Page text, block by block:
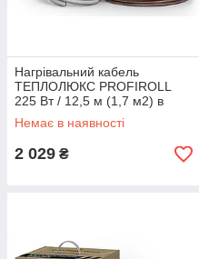
Нагрівальний кабель
ТЕПЛОЛЮКС PROFIROLL
225 Вт / 12,5 м (1,7 м2) в
стяжку, тепла підлога
електричний Профі
Немає в наявності
2 029 ₴